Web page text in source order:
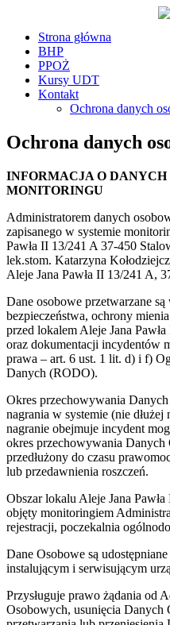
Strona główna
BHP
PPOŻ
Kursy UDT
Kontakt
Ochrona danych
Ochrona danych
INFORMACJA O DANYCH
MONITORINGU
Administratorem danych
zapisanego w systemie
Pawła II 13/241 A 37-450
lek.stom. Katarzyna
Aleje Jana Pawła II 13/241 A,
Dane osobowe przetwarzane
bezpieczeństwa, ochrony
przed lokalem Aleje Jana
oraz dokumentacji incydentów
prawa – art. 6 ust. 1 lit. d) i f)
Danych (RODO).
Okres przechowywania
nagrania w systemie (nie
nagranie obejmuje incydent
okres przechowywania Danych
przedłużony do czasu
lub przedawnienia roszczeń.
Obszar lokalu Aleje Jana
objęty monitoringiem
rejestracji, poczekalnia
Dane Osobowe są
instalującym i serwisującym
Przysługuje prawo żądania od
Osobowych, usunięcia Danych